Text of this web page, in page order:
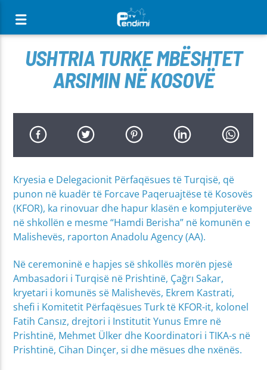
USHTRIA TURKE MBËSHTET
ARSIMIN NË KOSOVË
Kryesia e Delegacionit Përfaqësues të Turqisë, që
punon në kuadër të Forcave Paqeruajtëse të Kosovës
(KFOR), ka rinovuar dhe hapur klasën e kompjuterëve
në shkollën e mesme “Hamdi Berisha” në komunën e
Malishevës, raporton Anadolu Agency (AA).
Në ceremoninë e hapjes së shkollës morën pjesë
Ambasadori i Turqisë në Prishtinë, Çağrı Sakar,
kryetari i komunës së Malishevës, Ekrem Kastrati,
shefi i Komitetit Përfaqësues Turk të KFOR-it, kolonel
Fatih Cansız, drejtori i Institutit Yunus Emre në
Prishtinë, Mehmet Ülker dhe Koordinatori i TIKA-s në
Prishtinë, Cihan Dinçer, si dhe mësues dhe nxënës.